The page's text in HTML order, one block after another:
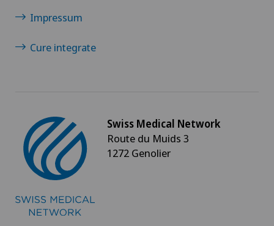
Impressum
Cure integrate
Swiss Medical Network
Route du Muids 3
1272 Genolier